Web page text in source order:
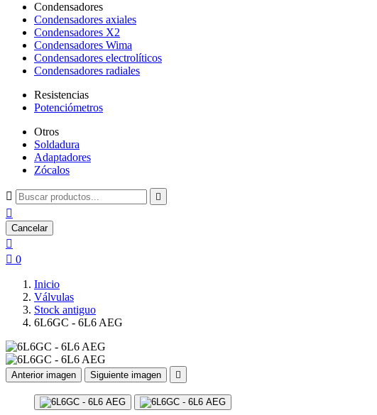
Condensadores
Condensadores axiales
Condensadores X2
Condensadores Wima
Condensadores electrolíticos
Condensadores radiales
Resistencias
Potenciómetros
Otros
Soldadura
Adaptadores
Zócalos
 

Cancelar

 0
Inicio
Válvulas
Stock antiguo
6L6GC - 6L6 AEG
Anterior imagen Siguiente imagen 